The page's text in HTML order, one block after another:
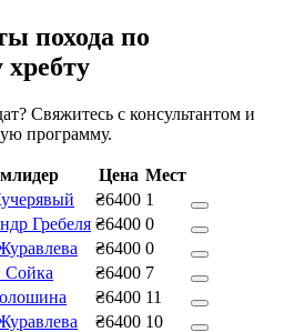
похода по
Свяжитесь с консультантом и
программу.
Цена Мест
₴6400 1
Гребеля ₴6400 0
₴6400 0
Сойка ₴6400 7
₴6400 11
₴6400 10